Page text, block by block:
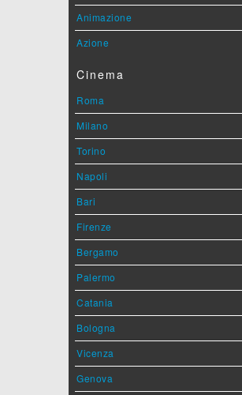
Animazione
Azione
Cinema
Roma
Milano
Torino
Napoli
Bari
Firenze
Bergamo
Palermo
Catania
Bologna
Vicenza
Genova